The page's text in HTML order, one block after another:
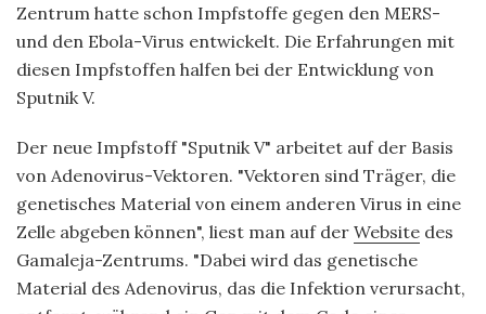
Zentrum hatte schon Impfstoffe gegen den MERS-
und den Ebola-Virus entwickelt. Die Erfahrungen mit
diesen Impfstoffen halfen bei der Entwicklung von
Sputnik V.
Der neue Impfstoff "Sputnik V" arbeitet auf der Basis
von Adenovirus-Vektoren. "Vektoren sind Träger, die
genetisches Material von einem anderen Virus in eine
Zelle abgeben können", liest man auf der Website des
Gamaleja-Zentrums. "Dabei wird das genetische
Material des Adenovirus, das die Infektion verursacht,